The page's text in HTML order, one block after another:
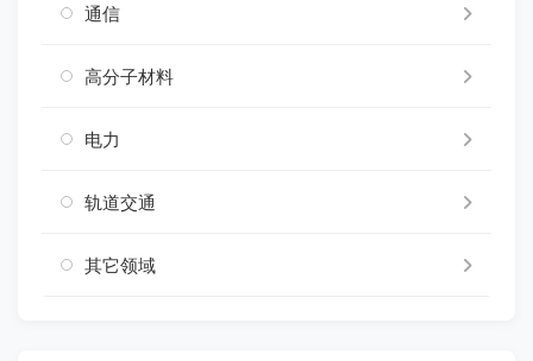
通信
高分子材料
电力
轨道交通
其它领域